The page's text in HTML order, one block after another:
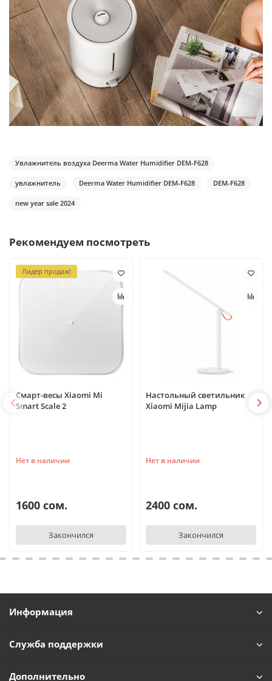
Увлажнитель воздуха Deerma Water Humidifier DEM-F628
увлажнитель Deerma Water Humidifier DEM-F628 DEM-F628
new year sale 2024
Рекомендуем посмотреть
Лидер продаж!
Смарт-весы Xiaomi Mi
Smart Scale 2
Нет в наличии
1600 сом.
Закончился
Настольный светильник
Xiaomi Mijia Lamp
Нет в наличии
2400 сом.
Закончился
Информация
Служба поддержки
Дополнительно